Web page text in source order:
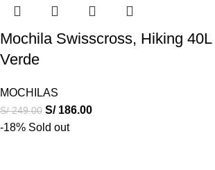
Mochila Swisscross, Hiking
Verde
MOCHILAS
S/249.00 S/186.00
-18% Sold out